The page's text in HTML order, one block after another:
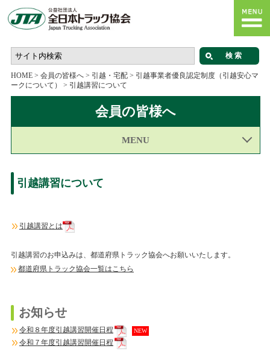
HOME> 会員の皆様へ> 引越・宅配> 引越事業者優良認定制度（引越安心マ
ークについて）
> 引越講習について
会員の皆様へ
MENU
引越講習について
引越講習とは
引越講習のお申込みは、都道府県トラック協会へお願いいたします。
都道府県トラック協会一覧はこちら
お知らせ
令和８年度引越講習開催日程 NEW
令和７年度引越講習開催日程